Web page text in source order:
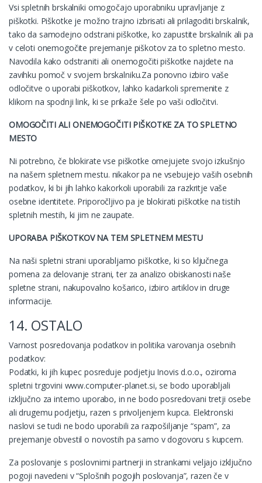
Vsi spletnih brskalniki omogočajo uporabniku upravljanje z
piškotki. Piškotke je možno trajno izbrisati ali prilagoditi brskalnik,
tako da samodejno odstrani piškotke, ko zapustite brskalnik ali pa
v celoti onemogočite prejemanje piškotov za to spletno mesto.
Navodila kako odstraniti ali onemogočiti piškotke najdete na
zavihku pomoč v svojem brskalniku.Za ponovno izbiro vaše
odločitve o uporabi piškotkov, lahko kadarkoli spremenite z
klikom na spodnji link, ki se prikaže šele po vaši odločitvi.
OMOGOČITI ALI ONEMOGOČITI PIŠKOTKE ZA TO SPLETNO
MESTO
Ni potrebno, če blokirate vse piškotke omejujete svojo izkušnjo
na našem spletnem mestu. nikakor pa ne vsebujejo vaših osebnih
podatkov, ki bi jih lahko kakorkoli uporabili za razkritje vaše
osebne identitete. Priporočljivo pa je blokirati piškotke na tistih
spletnih mestih, ki jim ne zaupate.
UPORABA PIŠKOTKOV NA TEM SPLETNEM MESTU
Na naši spletni strani uporabljamo piškotke, ki so ključnega
pomena za delovanje strani, ter za analizo obiskanosti naše
spletne strani, nakupovalno košarico, izbiro artiklov in druge
informacije.
14. OSTALO
Varnost posredovanja podatkov in politika varovanja osebnih
podatkov:
Podatki, ki jih kupec posreduje podjetju Inovis d.o.o., oziroma
spletni trgovini www.computer-planet.si, se bodo uporabljali
izključno za interno uporabo, in ne bodo posredovani tretji osebe
ali drugemu podjetju, razen s privoljenjem kupca. Elektronski
naslovi se tudi ne bodo uporabili za razpošiljanje “spam”, za
prejemanje obvestil o novostih pa samo v dogovoru s kupcem.
Za poslovanje s poslovnimi partnerji in strankami veljajo izključno
pogoji navedeni v “Splošnih pogojih poslovanja”, razen če v